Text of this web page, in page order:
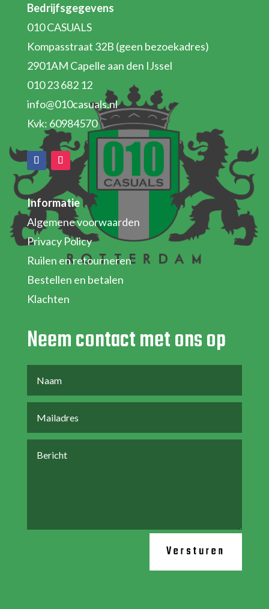
Bedrijfsgegevens
010 CASUALS
Kompasstraat 32B (geen bezoekadres)
2901AM Capelle aan den IJssel
010 23 682 12
info@010casuals.nl
Kvk: 60984570
Informatie
Algemene voorwaarden
Privacy Policy
Ruilen en retourneren
Bestellen en betalen
Klachten
Neem contact met ons op
Versturen